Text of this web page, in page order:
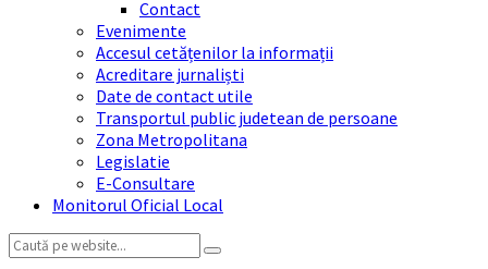
Contact
Evenimente
Accesul cetățenilor la informații
Acreditare jurnaliști
Date de contact utile
Transportul public judetean de persoane
Zona Metropolitana
Legislatie
E-Consultare
Monitorul Oficial Local
Search: